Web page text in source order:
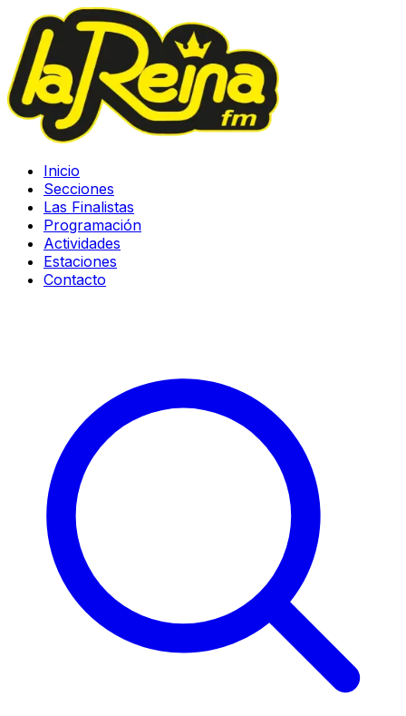
Inicio
Secciones
Las Finalistas
Programación
Actividades
Estaciones
Contacto